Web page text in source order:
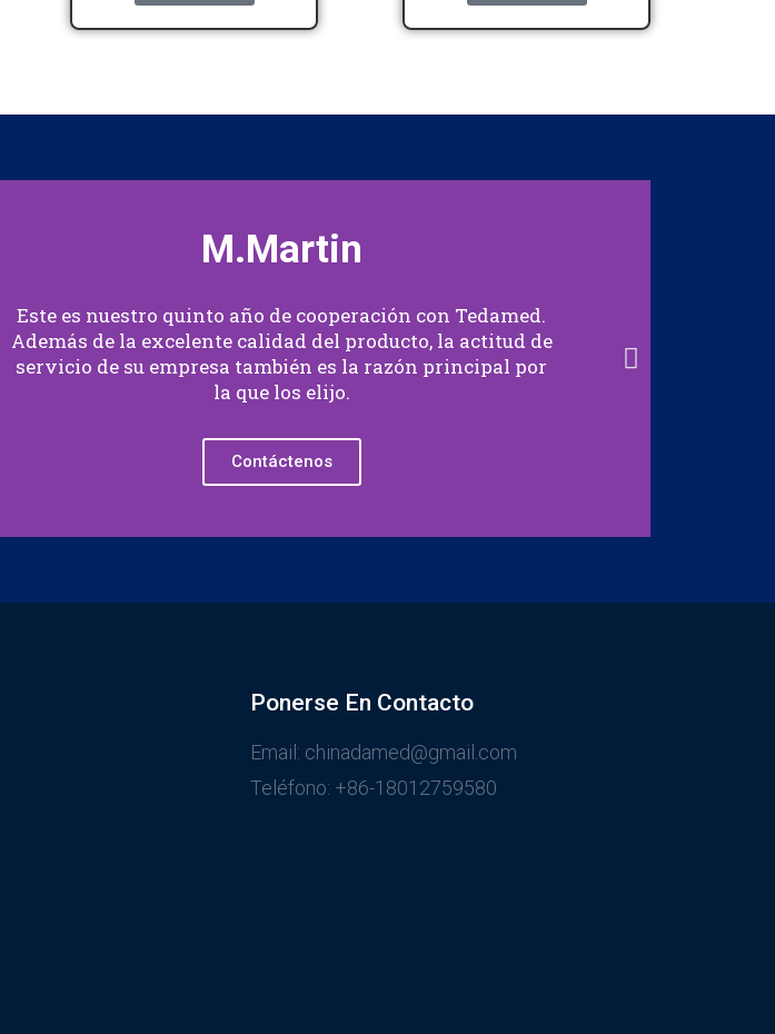
M.Martin
Este es nuestro quinto año de cooperación con Tedamed.
Además de la excelente calidad del producto, la actitud de
servicio de su empresa también es la razón principal por
la que los elijo.
Contáctenos
Ponerse En Contacto
Email: chinadamed@gmail.com
Teléfono: +86-18012759580